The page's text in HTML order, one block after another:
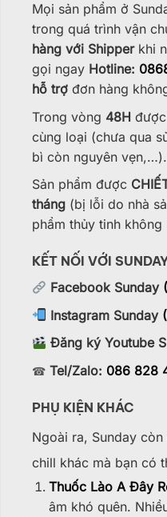
Mọi sản phẩm ở
trong quá trình vận
hàng với Shipperkhi
gọi ngay Hotline:
hỗ trợ đơn hàng
Trong vòng 48H
cùng loại (chưa qua
bì còn nguyên vẹn,…).
Sản phẩm được
tháng (bị lỗi do nhà
phẩm thủy tinh
KẾT NỐI VỚI
Facebook Sunday
Instagram Sunday
Đăng ký Youtube
☎ Tel/Zalo: 086 828
PHỤ KIỆN KHÁC
Ngoài ra, Sunday
chill khác mà bạn có
Thuốc Lào A Đây
âm khó quên.